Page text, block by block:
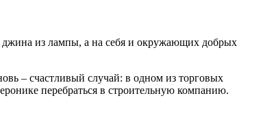
джина из лампы, а на себя и окружающих добрых
– счастливый случай: в одном из торговых
перебраться в строительную компанию.